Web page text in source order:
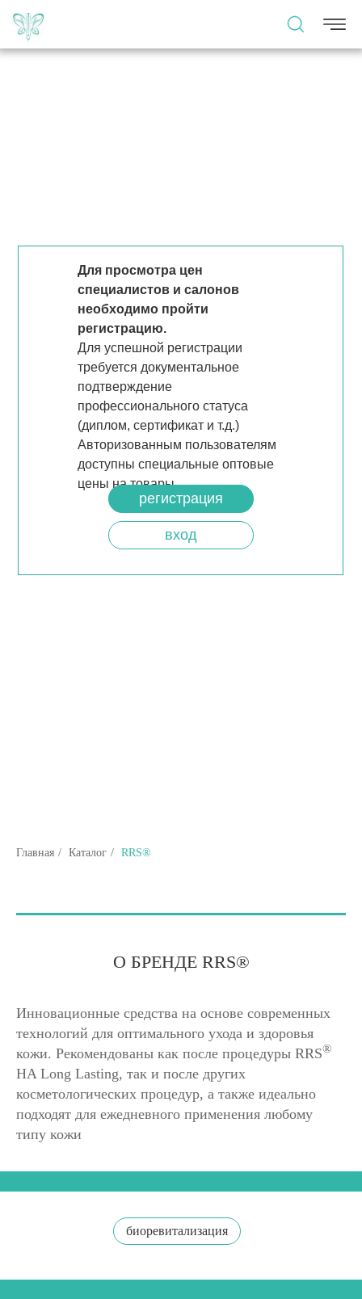
Для просмотра цен
специалистов и салонов
необходимо пройти
регистрацию.
Для успешной регистрации
требуется документальное
подтверждение
профессионального статуса
(диплом, сертификат и т.д.)
Авторизованным пользователям
доступны специальные оптовые
цены на товары.
регистрация
вход
Главная / Каталог / RRS®
О БРЕНДЕ RRS®
Инновационные средства на основе современных
технологий для оптимального ухода и здоровья
кожи. Рекомендованы как после процедуры RRS®
HA Long Lasting, так и после других
косметологических процедур, а также идеально
подходят для ежедневного применения любому
типу кожи
биоревитализация